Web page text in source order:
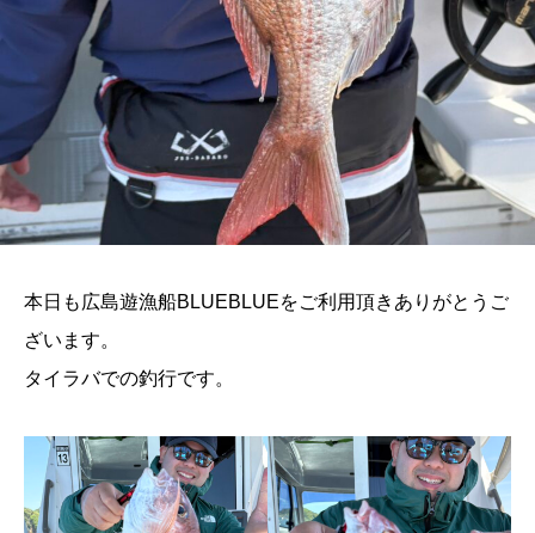
本日も広島遊漁船BLUEBLUEをご利用頂きありがとうご
ざいます。
タイラバでの釣行です。